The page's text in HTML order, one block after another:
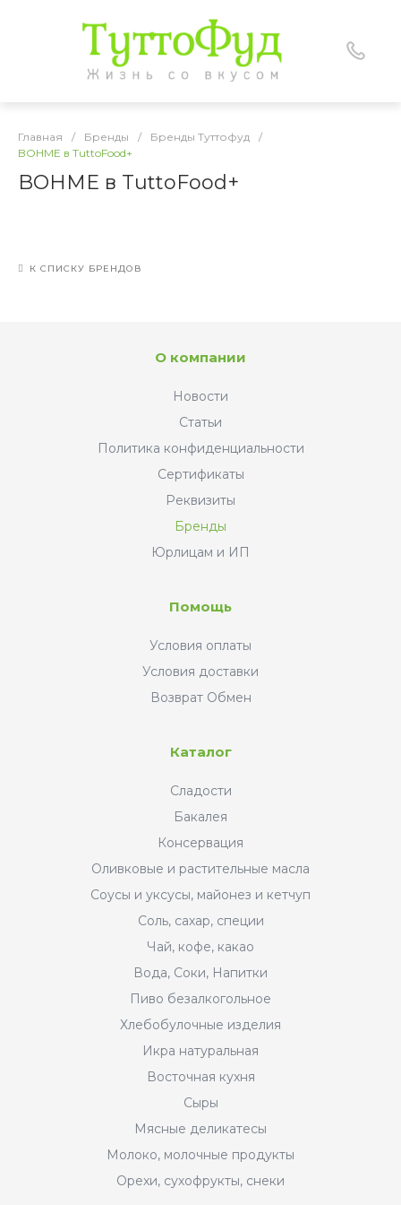
Главная / Бренды / Бренды Туттофуд
/
BOHME в TuttoFood+
BOHME в TuttoFood+
К СПИСКУ БРЕНДОВ
О компании
Новости
Статьи
Политика конфиденциальности
Сертификаты
Реквизиты
Бренды
Юрлицам и ИП
Помощь
Условия оплаты
Условия доставки
Возврат Обмен
Каталог
Сладости
Бакалея
Консервация
Оливковые и растительные масла
Соусы и уксусы, майонез и кетчуп
Соль, сахар, специи
Чай, кофе, какао
Вода, Соки, Напитки
Пиво безалкогольное
Хлебобулочные изделия
Икра натуральная
Восточная кухня
Сыры
Мясные деликатесы
Молоко, молочные продукты
Орехи, сухофрукты, снеки